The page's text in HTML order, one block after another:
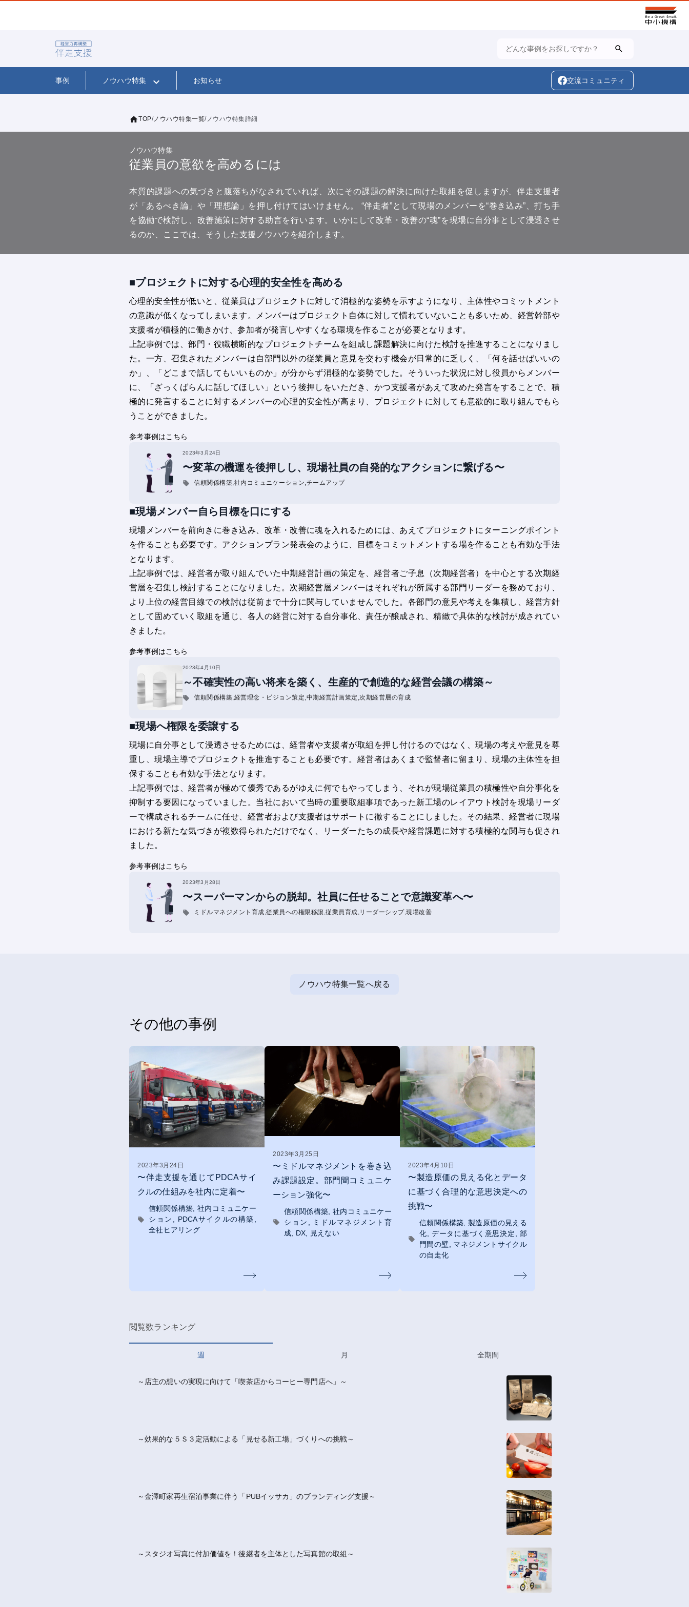
検索 search
事例 ノウハウ特集 お知らせ 交流コミュニティ
TOP ノウハウ特集一覧 ノウハウ特集詳細
ノウハウ特集
従業員の意欲を高めるには
本質的課題への気づきと腹落ちがなされていれば、次にその課題の解決に向けた取組を促しますが、伴走支援者
が「あるべき論」や「理想論」を押し付けてはいけません。 “伴走者”として現場のメンバーを“巻き込み”、打ち手
を協働で検討し、改善施策に対する助言を行います。いかにして改革・改善の“魂”を現場に自分事として浸透させ
るのか、ここでは、そうした支援ノウハウを紹介します。
■プロジェクトに対する心理的安全性を高める
心理的安全性が低いと、従業員はプロジェクトに対して消極的な姿勢を示すようになり、主体性やコミットメント
の意識が低くなってしまいます。メンバーはプロジェクト自体に対して慣れていないことも多いため、経営幹部や
支援者が積極的に働きかけ、参加者が発言しやすくなる環境を作ることが必要となります。
上記事例では、部門・役職横断的なプロジェクトチームを組成し課題解決に向けた検討を推進することになりまし
た。一方、召集されたメンバーは自部門以外の従業員と意見を交わす機会が日常的に乏しく、「何を話せばいいの
か」、「どこまで話してもいいものか」が分からず消極的な姿勢でした。そういった状況に対し役員からメンバー
に、「ざっくばらんに話してほしい」という後押しをいただき、かつ支援者があえて攻めた発言をすることで、積
極的に発言することに対するメンバーの心理的安全性が高まり、プロジェクトに対しても意欲的に取り組んでもら
うことができました。
参考事例はこちら
2023年3月24日
〜変革の機運を後押しし、現場社員の自発的なアクションに繋げる〜
信頼関係構築 社内コミュニケーション チームアップ
■現場メンバー自ら目標を口にする
現場メンバーを前向きに巻き込み、改革・改善に魂を入れるためには、あえてプロジェクトにターニングポイント
を作ることも必要です。アクションプラン発表会のように、目標をコミットメントする場を作ることも有効な手法
となります。
上記事例では、経営者が取り組んでいた中期経営計画の策定を、経営者ご子息（次期経営者）を中心とする次期経
営層を召集し検討することになりました。次期経営層メンバーはそれぞれが所属する部門リーダーを務めており、
より上位の経営目線での検討は従前まで十分に関与していませんでした。各部門の意見や考えを集積し、経営方針
として固めていく取組を通じ、各人の経営に対する自分事化、責任が醸成され、精緻で具体的な検討が成されてい
きました。
参考事例はこちら
2023年4月10日
～不確実性の高い将来を築く、生産的で創造的な経営会議の構築～
信頼関係構築 経営理念・ビジョン策定 中期経営計画策定 次期経営層の育成
■現場へ権限を委譲する
現場に自分事として浸透させるためには、経営者や支援者が取組を押し付けるのではなく、現場の考えや意見を尊
重し、現場主導でプロジェクトを推進することも必要です。経営者はあくまで監督者に留まり、現場の主体性を担
保することも有効な手法となります。
上記事例では、経営者が極めて優秀であるがゆえに何でもやってしまう、それが現場従業員の積極性や自分事化を
抑制する要因になっていました。当社において当時の重要取組事項であった新工場のレイアウト検討を現場リーダ
ーで構成されるチームに任せ、経営者および支援者はサポートに徹することにしました。その結果、経営者に現場
における新たな気づきが複数得られただけでなく、リーダーたちの成長や経営課題に対する積極的な関与も促され
ました。
参考事例はこちら
2023年3月28日
〜スーパーマンからの脱却。社員に任せることで意識変革へ〜
ミドルマネジメント育成 従業員への権限移譲 従業員育成 リーダーシップ 現場改善
ノウハウ特集一覧へ戻る
その他の事例
2023年3月24日
〜伴走支援を通じてPDCAサイ
クルの仕組みを社内に定着〜
信頼関係構築 社内コミュニケー
ション
PDCAサイクルの構築
全社ヒアリング
2023年3月25日
〜ミドルマネジメントを巻き込
み課題設定。部門間コミュニケ
ーション強化〜
信頼関係構築 社内コミュニケー
ション
ミドルマネジメント育
成
DX 見えない
2023年4月10日
〜製造原価の見える化とデータ
に基づく合理的な意思決定への
挑戦〜
信頼関係構築 製造原価の見える
化
データに基づく意思決定
部
門間の壁
マネジメントサイクル
の自走化
閲覧数ランキング
週 月 全期間
～店主の想いの実現に向けて「喫茶店からコーヒー専門店へ」～
～効果的な５Ｓ３定活動による「見せる新工場」づくりへの挑戦～
～金澤町家再生宿泊事業に伴う「PUBイッサカ」のブランディング支援～
～スタジオ写真に付加価値を！後継者を主体とした写真館の取組～